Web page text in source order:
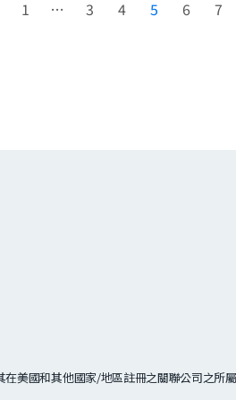
1 … 3 4 5 6 7
美國和其他國家/地區註冊之關聯公司之所屬